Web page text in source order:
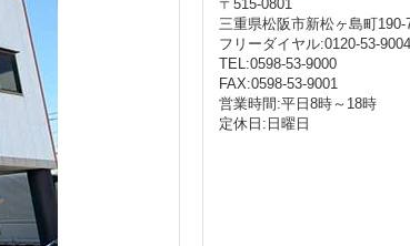
〒515-0801
三重県松阪市新松ヶ島町190-
フリーダイヤル:0120-53-9004
TEL:0598-53-9000
FAX:0598-53-9001
営業時間:平日8時～18時
定休日:日曜日